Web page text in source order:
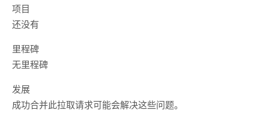
项目
还没有
里程碑
无里程碑
发展
成功合并此拉取请求可能会解决这些问题。